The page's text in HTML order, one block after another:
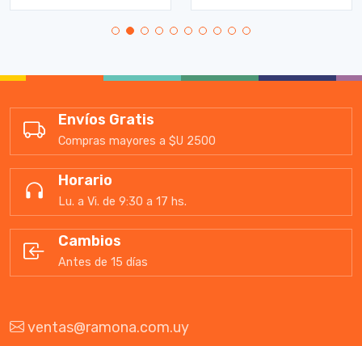
Envíos Gratis
Compras mayores a $U 2500
Horario
Lu. a Vi. de 9:30 a 17 hs.
Cambios
Antes de 15 días
ventas@ramona.com.uy